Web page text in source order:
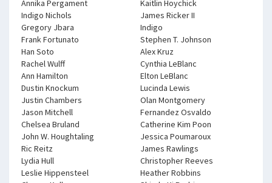
Annika Pergament
Indigo Nichols
Gregory Jbara
Frank Fortunato
Han Soto
Rachel Wulff
Ann Hamilton
Dustin Knockum
Justin Chambers
Jason Mitchell
Chelsea Bruland
John W. Houghtaling
Ric Reitz
Lydia Hull
Leslie Hippensteel
Kaitlin Hoychick
James Ricker II
Indigo
Stephen T. Johnson
Alex Kruz
Cynthia LeBlanc
Elton LeBlanc
Lucinda Lewis
Olan Montgomery
Fernandez Osvaldo
Catherine Kim Poon
Jessica Poumaroux
James Rawlings
Christopher Reeves
Heather Robbins